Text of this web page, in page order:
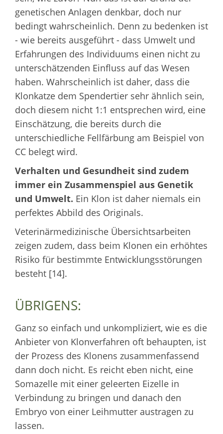
genetischen Anlagen denkbar, doch nur
bedingt wahrscheinlich. Denn zu bedenken ist
- wie bereits ausgeführt - dass Umwelt und
Erfahrungen des Individuums einen nicht zu
unterschätzenden Einfluss auf das Wesen
haben. Wahrscheinlich ist daher, dass die
Klonkatze dem Spendertier sehr ähnlich sein,
doch diesem nicht 1:1 entsprechen wird, eine
Einschätzung, die bereits durch die
unterschiedliche Fellfärbung am Beispiel von
CC belegt wird.
Verhalten und Gesundheit sind zudem
immer ein Zusammenspiel aus Genetik
und Umwelt. Ein Klon ist daher niemals ein
perfektes Abbild des Originals.
Veterinärmedizinische Übersichtsarbeiten
zeigen zudem, dass beim Klonen ein erhöhtes
Risiko für bestimmte Entwicklungsstörungen
besteht [14].
ÜBRIGENS:
Ganz so einfach und unkompliziert, wie es die
Anbieter von Klonverfahren oft behaupten, ist
der Prozess des Klonens zusammenfassend
dann doch nicht. Es reicht eben nicht, eine
Somazelle mit einer geleerten Eizelle in
Verbindung zu bringen und danach den
Embryo von einer Leihmutter austragen zu
lassen.